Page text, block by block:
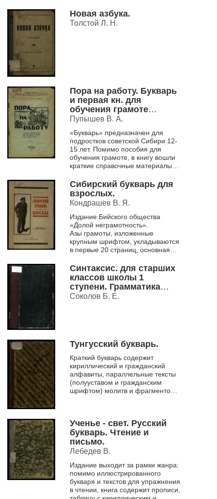
Новая азбука.
Толстой Л. Н.
Пора на работу. Букварь
и первая кн. для
обучения грамоте
подростков : Сиб. метод.
советом рекомендован
для ликвидации
неграмотности
подростков.
Пупышев В. А.
«Букварь» предназначен для
подростков советской Сибири 12-
15 лет. Помимо пособия для
обучения грамоте, в книгу вошли
краткие справочные материалы
и методические рекоменда...
Сибирский букварь для
взрослых.
Кондрашев В. Я.
Издание Бийского общества
«Долой неграмотность».
Азы грамоты, изложенные
крупным шрифтом, укладываются
в первые 20 страниц, основная
рассказы, каждый из которых в
своем роде...
Синтаксис. для старших
классов школы 1
ступени. Грамматика
русского языка с
Соколов Б. Е.
Тунгусский букварь.
Краткий букварь содержит
кириллический и гражданский
алфавиты, параллельные тексты
(полууставом и гражданским
шрифтом) молитв и фрагментов
Ученье - свет. Русский
букварь. Чтение и
письмо.
Лебедев В.
Издание выходит за рамки жанра:
помимо иллюстрированного
букваря и текстов для упражнения
в чтении, книга содержит прописи,